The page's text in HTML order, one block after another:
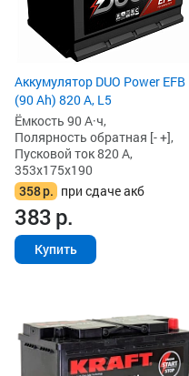
Аккумулятор DUO Power EFB
(90 Ah) 820 А, L5
Ёмкость 90 А·ч,
Полярность обратная [- +],
Пусковой ток 820 А,
353x175x190
358р. при сдаче акб
383р.
Купить